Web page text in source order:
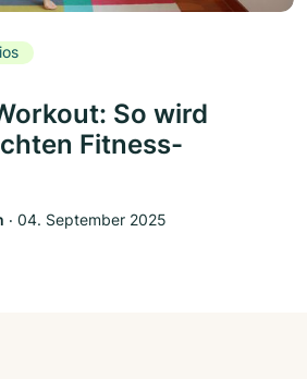
So wird
Fitness-
‧ 04. September 2025